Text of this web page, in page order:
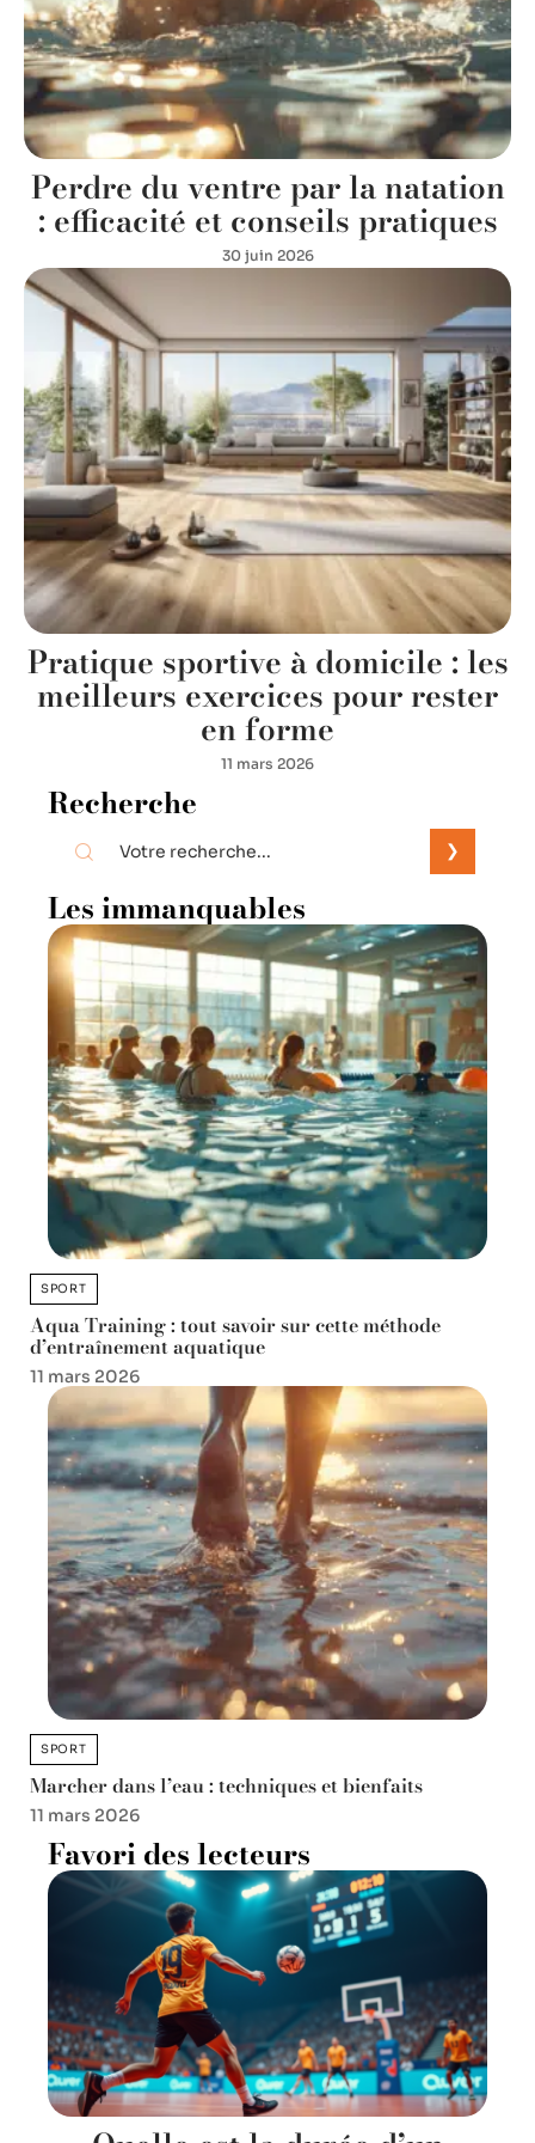
Perdre du ventre par la natation
: efficacité et conseils pratiques
30 juin 2026
Pratique sportive à domicile : les
meilleurs exercices pour rester
en forme
11 mars 2026
Recherche
Les immanquables
SPORT
Aqua Training : tout savoir sur cette méthode
d’entraînement aquatique
11 mars 2026
SPORT
Marcher dans l’eau : techniques et bienfaits
11 mars 2026
Favori des lecteurs